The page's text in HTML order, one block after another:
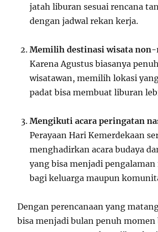
jatah liburan sesuai rencana
dengan jadwal rekan kerja.
Memilih destinasi wisata
Karena Agustus biasanya
wisatawan, memilih lokasi
padat bisa membuat liburan
Mengikuti acara peringatan
Perayaan Hari Kemerdekaan
menghadirkan acara budaya
yang bisa menjadi
bagi keluarga maupun
Dengan perencanaan yang
bisa menjadi bulan penuh momen